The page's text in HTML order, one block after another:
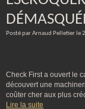
Posté par Arnaud Pelletier le
Check First a ouvert le
découvert une
coûter cher aux plus
Lire la suite